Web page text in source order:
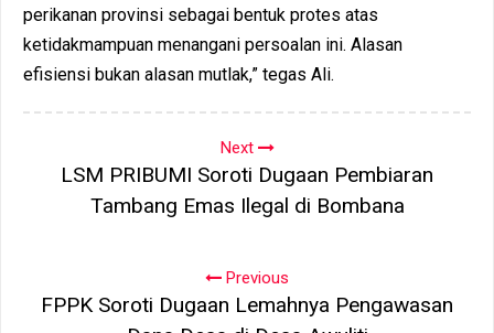
perikanan provinsi sebagai bentuk protes atas
ketidakmampuan menangani persoalan ini. Alasan
efisiensi bukan alasan mutlak,” tegas Ali.
Next
LSM PRIBUMI Soroti Dugaan Pembiaran
Tambang Emas Ilegal di Bombana
Previous
FPPK Soroti Dugaan Lemahnya Pengawasan